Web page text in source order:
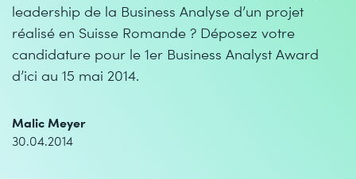
leadership de la Business Analyse d’un projet
réalisé en Suisse Romande ? Déposez votre
candidature pour le 1er Business Analyst Award
d’ici au 15 mai 2014.
Malic Meyer
30.04.2014